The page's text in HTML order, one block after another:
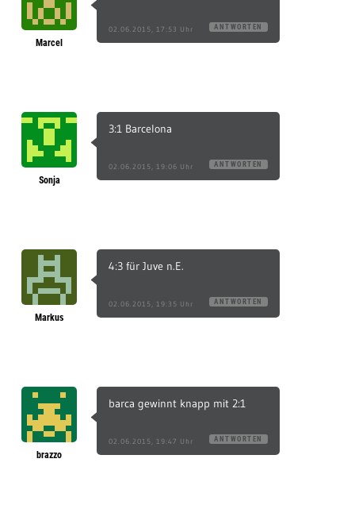
Marcel
02.06.2015, 17:53 Uhr ANTWORTEN
Sonja
3:1 Barcelona
02.06.2015, 19:06 Uhr ANTWORTEN
Markus
4:3 für Juve n.E.
02.06.2015, 19:35 Uhr ANTWORTEN
brazzo
barca gewinnt knapp mit 2:1
02.06.2015, 19:47 Uhr ANTWORTEN